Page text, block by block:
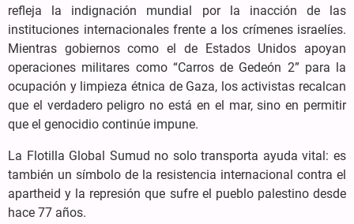
refleja la indignación mundial por la inacción de las
instituciones internacionales frente a los crímenes israelíes.
Mientras gobiernos como el de Estados Unidos apoyan
operaciones militares como “Carros de Gedeón 2” para la
ocupación y limpieza étnica de Gaza, los activistas recalcan
que el verdadero peligro no está en el mar, sino en permitir
que el genocidio continúe impune.
La Flotilla Global Sumud no solo transporta ayuda vital: es
también un símbolo de la resistencia internacional contra el
apartheid y la represión que sufre el pueblo palestino desde
hace 77 años.